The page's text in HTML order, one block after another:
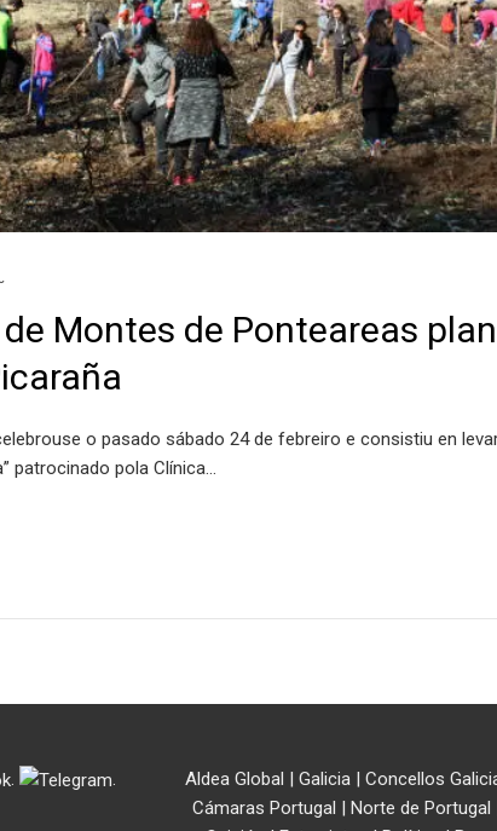
Montes de Ponteareas
o pasado sábado 24 de febreiro e consistiu en
patrocinado pola Clínica…
. . Aldea Global | Galicia| Concellos
Cámaras Portugal | Norte de Portugal